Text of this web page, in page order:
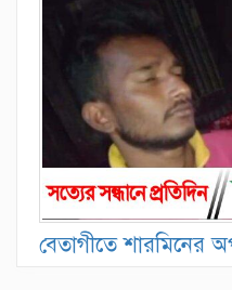
বেতাগীতে শারমিনের